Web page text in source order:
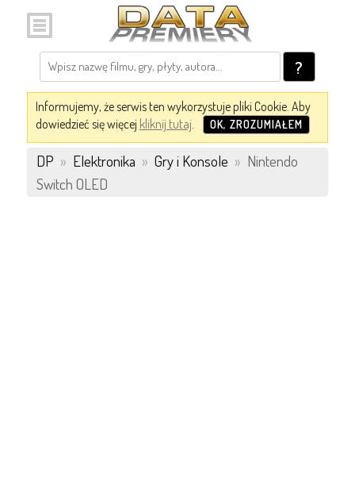
?
Informujemy, że serwis ten wykorzystuje pliki Cookie. Aby
dowiedzieć się więcej kliknij tutaj. OK, ZROZUMIAŁEM
DP » Elektronika » Gry i Konsole » Nintendo
Switch OLED